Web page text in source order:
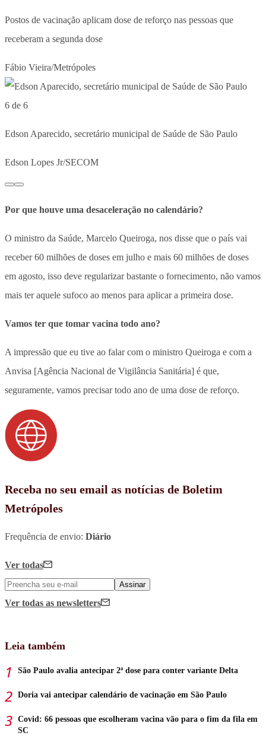
Postos de vacinação aplicam dose de reforço nas pessoas que
receberam a segunda dose
Fábio Vieira/Metrópoles
6 de 6
Edson Aparecido, secretário municipal de Saúde de São Paulo
Edson Lopes Jr/SECOM
Por que houve uma desaceleração no calendário?
O ministro da Saúde, Marcelo Queiroga, nos disse que o país vai
receber 60 milhões de doses em julho e mais 60 milhões de doses
em agosto, isso deve regularizar bastante o fornecimento, não vamos
mais ter aquele sufoco ao menos para aplicar a primeira dose.
Vamos ter que tomar vacina todo ano?
A impressão que eu tive ao falar com o ministro Queiroga e com a
Anvisa [Agência Nacional de Vigilância Sanitária] é que,
seguramente, vamos precisar todo ano de uma dose de reforço.
Receba no seu email as notícias de Boletim
Metrópoles
Frequência de envio: Diário
Ver todas
Assinar
Ver todas as newsletters
Leia também
São Paulo avalia antecipar 2ª dose para conter variante Delta
Doria vai antecipar calendário de vacinação em São Paulo
Covid: 66 pessoas que escolheram vacina vão para o fim da fila em
SC